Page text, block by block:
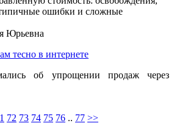
ошибки и сложные
Юрьевна
тесно в интернете
об упрощении продаж через
72 73 74 75 76 .. 77 >>